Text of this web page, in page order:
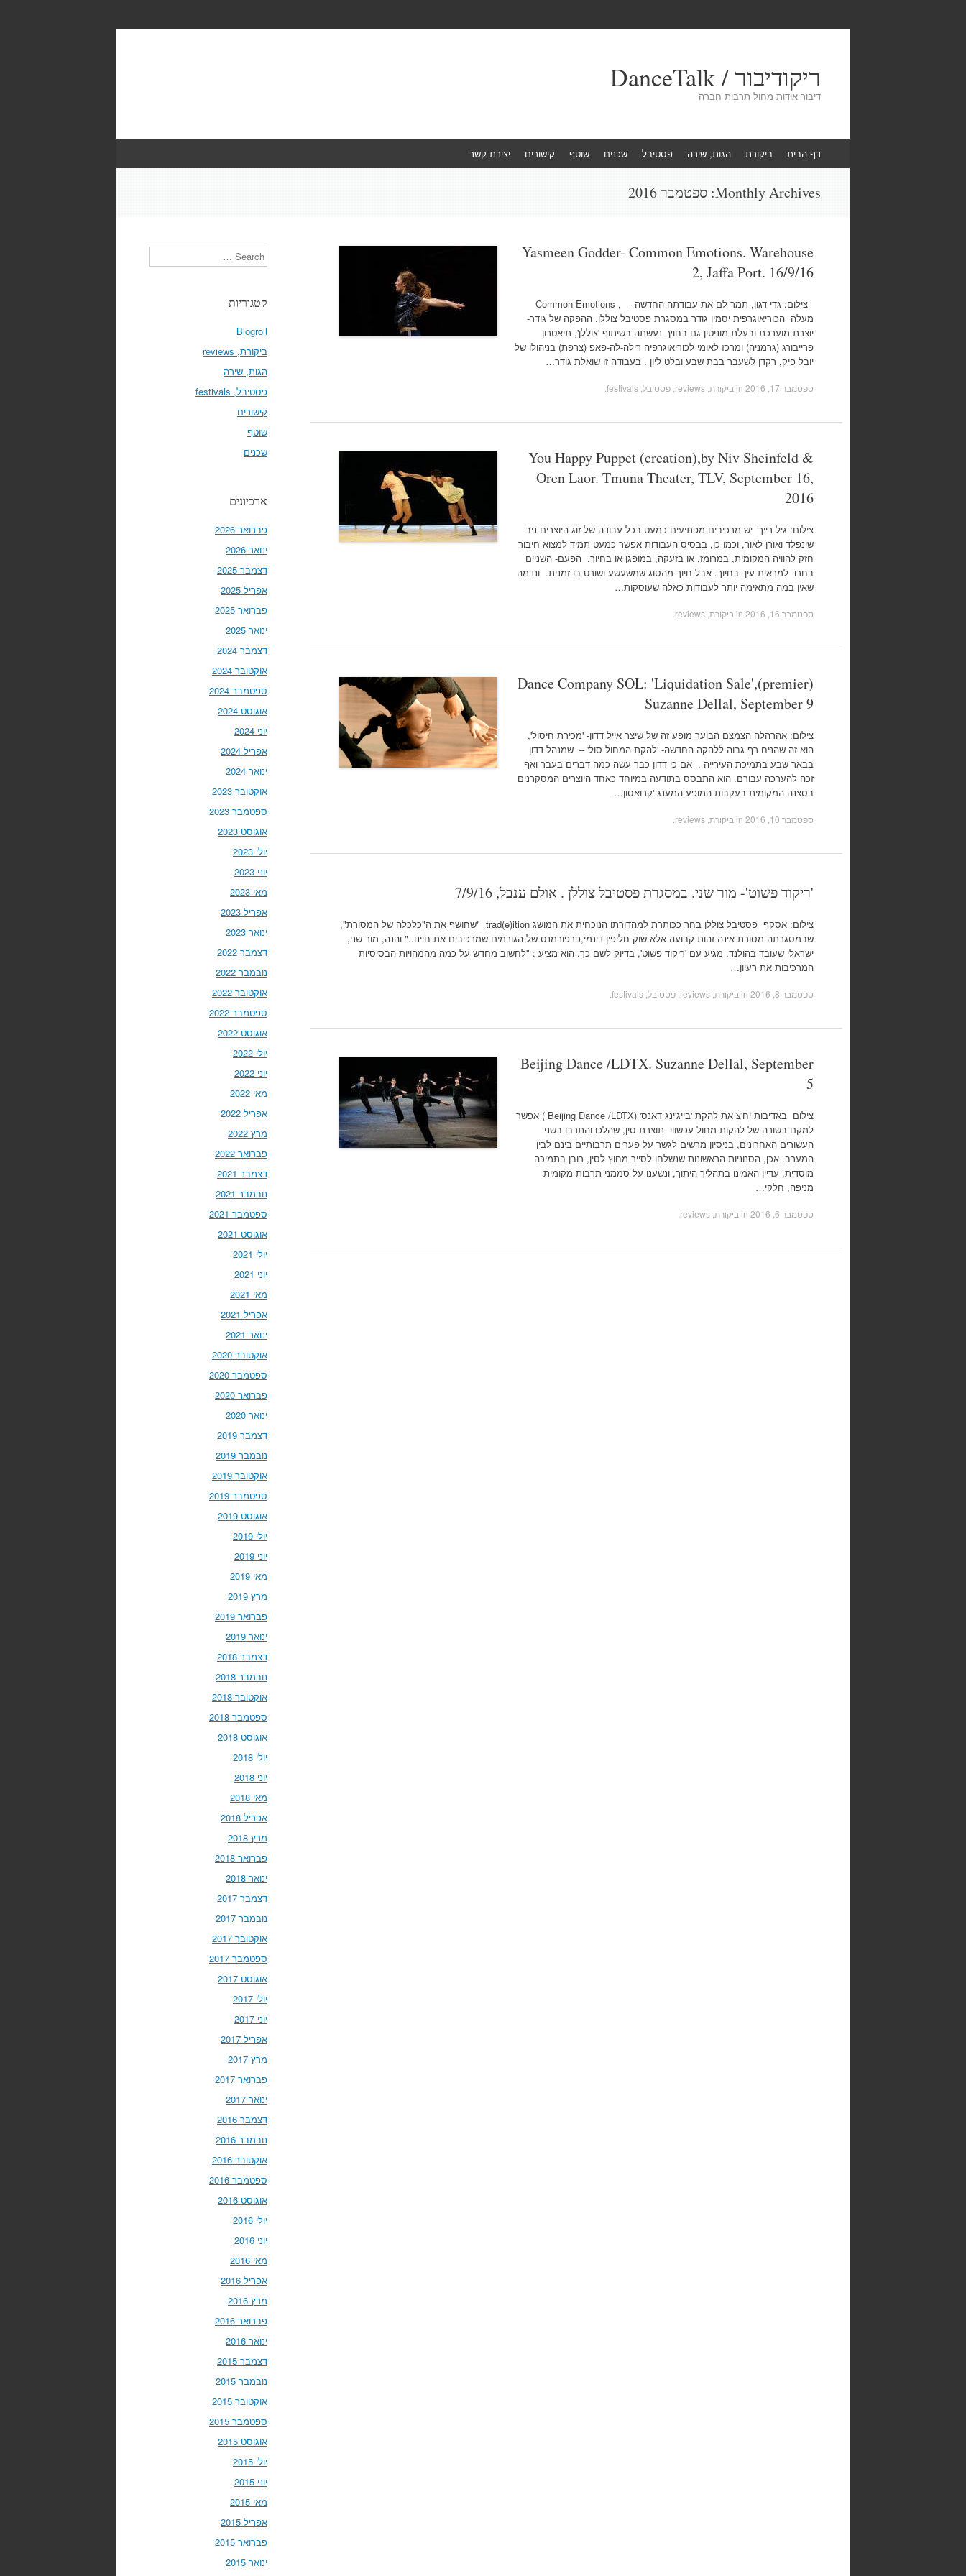
ריקודיבור / DanceTalk
דיבור אודות מחול תרבות חברה
to
דף הבית ביקורת הגות, שירה פסטיבל שכנים שוטף קישורים יצירת קשר
Monthly Archives: ספטמבר 2016
Yasmeen Godder- Common Emotions. Warehouse
2, Jaffa Port. 16/9/16
צילום: גדי דגון, תמר לם את עבודתה החדשה – , Common Emotions
מעלה הכוריאוגרפית יסמין גודר במסגרת פסטיבל צוללן. ההפקה של גודר-
יוצרת מוערכת ובעלת מוניטין גם בחוץ- נעשתה בשיתוף 'צוללן', תיאטרון
פרייבורג (גרמניה) ומרכז לאומי לכוריאוגרפיה רילה-לה-פאפ (צרפת) בניהולו של
יובל פיק, רקדן לשעבר בבת שבע ובלט ליון . בעבודה זו שואלת גודר…
ספטמבר 17, 2016 ביקורת, reviews פסטיבל, festivals
You Happy Puppet (creation),by Niv Sheinfeld &
Oren Laor. Tmuna Theater, TLV, September 16,
2016
צילום: גיל רייך יש מרכיבים מפתיעים כמעט בכל עבודה של זוג היוצרים ניב
שינפלד ואורן לאור, וכמו כן, בבסיס העבודות אפשר כמעט תמיד למצוא חיבור
חזק להוויה המקומית, במרומז, או בזעקה, במופגן או בחיוך. הפעם- השניים
בחרו -למראית עין- בחיוך. אבל חיוך מהסוג שמשעשע ושורט בו זמנית. ונדמה
שאין במה מתאימה יותר לעבודות כאלה שעוסקות…
ספטמבר 16, 2016 ביקורת, reviews
Dance Company SOL: 'Liquidation Sale',(premier)
Suzanne Dellal, September 9
צילום: אהרהלה הצמצם הבוער מופע זה של שיצר אייל דדון- 'מכירת חיסול',
הוא זה שהניח רף גבוה ללהקה החדשה- 'להקת המחול סול' – שמנהל דדון
בבאר שבע בתמיכת העירייה . אם כי דדון כבר עשה כמה דברים בעבר ואף
זכה להערכה עבורם. הוא התבסס בתודעה במיוחד כאחד היוצרים המסקרנים
בסצנה המקומית בעקבות המופע המענג 'קרואסון…
ספטמבר 10, 2016 ביקורת, reviews
'ריקוד פשוט'- מור שני. במסגרת פסטיבל צוללן . אולם ענבל, 7/9/16
צילום: אסקף פסטיבל צוללן בחר ככותרת למהדורתו הנוכחית את המושג trad(e)ition "שחושף את ה"כלכלה של המסורת",
שבמסגרתה מסורת אינה זהות קבועה אלא שוק חליפין דינמי,פרפורמנס של הגורמים שמרכיבים את חיינו.." והנה, מור שני,
ישראלי שעובד בהולנד, מגיע עם 'ריקוד פשוט', בדיוק לשם כך. הוא מציע : "לחשוב מחדש על כמה מהמהויות הבסיסיות
המרכיבות את רעיון…
ספטמבר 8, 2016 ביקורת, reviews פסטיבל, festivals
Beijing Dance /LDTX. Suzanne Dellal, September
5
צילום באדיבות יח'צ את להקת 'בייג'ינג דאנס' (Beijing Dance /LDTX ) אפשר
למקם בשורה של להקות מחול עכשווי תוצרת סין, שהלכו והתרבו בשני
העשורים האחרונים, בניסיון מרשים לגשר על פערים תרבותיים בינם לבין
המערב. אכן, הסנוניות הראשונות שנשלחו לסייר מחוץ לסין, רובן בתמיכה
מוסדית, עדיין האמינו בתהליך היתוך, ונשענו על סממני תרבות מקומית-
מניפה, חלקי…
ספטמבר 6, 2016 ביקורת, reviews
Search
קטגוריות
Blogroll
ביקורת, reviews
הגות, שירה
פסטיבל, festivals
קישורים
שוטף
שכנים
ארכיונים
פברואר 2026
ינואר 2026
דצמבר 2025
אפריל 2025
פברואר 2025
ינואר 2025
דצמבר 2024
אוקטובר 2024
ספטמבר 2024
אוגוסט 2024
יוני 2024
אפריל 2024
ינואר 2024
אוקטובר 2023
ספטמבר 2023
אוגוסט 2023
יולי 2023
יוני 2023
מאי 2023
אפריל 2023
ינואר 2023
דצמבר 2022
נובמבר 2022
אוקטובר 2022
ספטמבר 2022
אוגוסט 2022
יולי 2022
יוני 2022
מאי 2022
אפריל 2022
מרץ 2022
פברואר 2022
דצמבר 2021
נובמבר 2021
ספטמבר 2021
אוגוסט 2021
יולי 2021
יוני 2021
מאי 2021
אפריל 2021
ינואר 2021
אוקטובר 2020
ספטמבר 2020
פברואר 2020
ינואר 2020
דצמבר 2019
נובמבר 2019
אוקטובר 2019
ספטמבר 2019
אוגוסט 2019
יולי 2019
יוני 2019
מאי 2019
מרץ 2019
פברואר 2019
ינואר 2019
דצמבר 2018
נובמבר 2018
אוקטובר 2018
ספטמבר 2018
אוגוסט 2018
יולי 2018
יוני 2018
מאי 2018
אפריל 2018
מרץ 2018
פברואר 2018
ינואר 2018
דצמבר 2017
נובמבר 2017
אוקטובר 2017
ספטמבר 2017
אוגוסט 2017
יולי 2017
יוני 2017
אפריל 2017
מרץ 2017
פברואר 2017
ינואר 2017
דצמבר 2016
נובמבר 2016
אוקטובר 2016
ספטמבר 2016
אוגוסט 2016
יולי 2016
יוני 2016
מאי 2016
אפריל 2016
מרץ 2016
פברואר 2016
ינואר 2016
דצמבר 2015
נובמבר 2015
אוקטובר 2015
ספטמבר 2015
אוגוסט 2015
יולי 2015
יוני 2015
מאי 2015
אפריל 2015
פברואר 2015
ינואר 2015